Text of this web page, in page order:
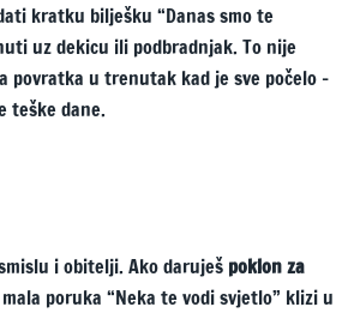
kratku bilješku “Danas smo te
uz dekicu ili podbradnjak. To nije
povratka u trenutak kad je sve počelo –
teške dane.
i obitelji. Ako daruješ poklon za
poruka “Neka te vodi svjetlo” klizi u